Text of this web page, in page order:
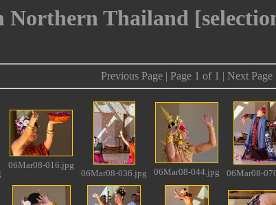
Thailand
Previous Page | Page 1 of 1 | Next Page
06Mar08-016.jpg
06Mar08-036.jpg
06Mar08-044.jpg 06Mar08-